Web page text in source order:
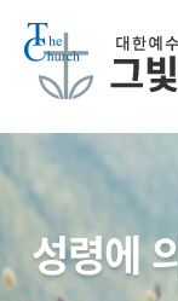
성령에